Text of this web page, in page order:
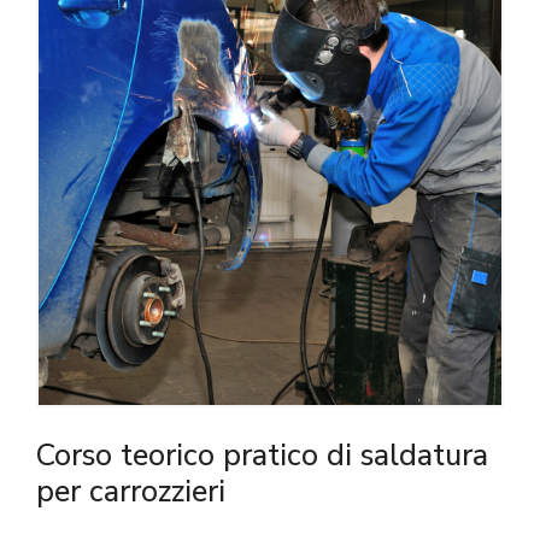
Corso teorico pratico di saldatura
per carrozzieri